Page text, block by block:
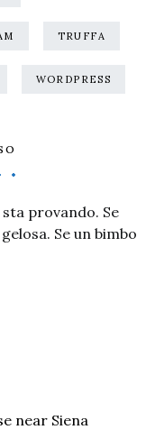
TRUFFA
WORDPRESS
provando. Se
Se un bimbo
near Siena